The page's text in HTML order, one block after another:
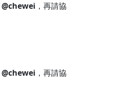
@chewei ，再請協
@chewei ，再請協